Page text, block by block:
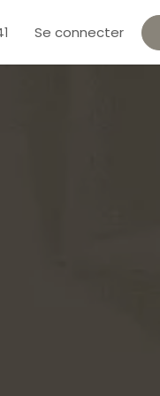
Se connecter